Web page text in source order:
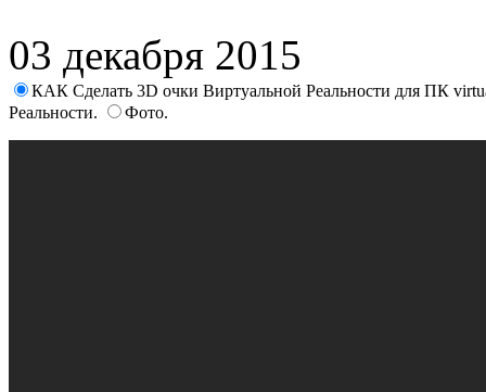
03 декабря 2015
КАК Сделать 3D очки Виртуальной Реальности для ПК
Реальности.
Фото.